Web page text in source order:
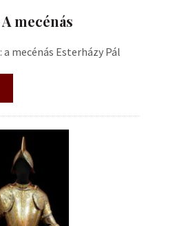
mecénás
mecénás Esterházy Pál